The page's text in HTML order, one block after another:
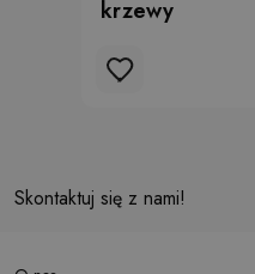
krzewy
Skontaktuj się z nami!